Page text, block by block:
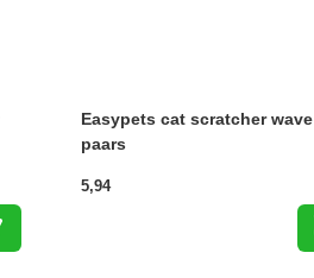
Easypets cat scratcher wave
paars
5,94